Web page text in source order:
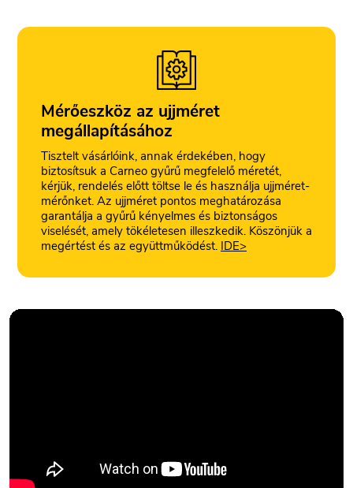
Mérőeszköz az ujjméret
megállapításához
Tisztelt vásárlóink, annak érdekében, hogy
biztosítsuk a Carneo gyűrű megfelelő méretét,
kérjük, rendelés előtt töltse le és használja ujjméret-
mérőnket. Az ujjméret pontos meghatározása
garantálja a gyűrű kényelmes és biztonságos
viselését, amely tökéletesen illeszkedik. Köszönjük a
megértést és az együttműködést. IDE>